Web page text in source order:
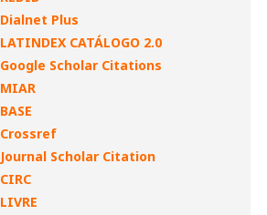
Dialnet Plus
LATINDEX CATÁLOGO 2.0
Google Scholar Citations
MIAR
BASE
Crossref
Journal Scholar Citation
CIRC
LIVRE